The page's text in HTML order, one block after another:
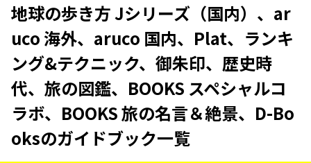
地球の歩き方 Jシリーズ（国内）、ar
uco 海外、aruco 国内、Plat、ランキ
ング&テクニック、御朱印、歴史時
代、旅の図鑑、BOOKS スペシャルコ
ラボ、BOOKS 旅の名言＆絶景、D-Bo
oksのガイドブック一覧